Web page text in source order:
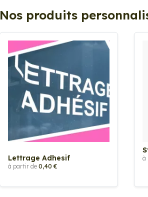
Nos produits
Lettrage Adhesif
à partir de 0,40 €
à